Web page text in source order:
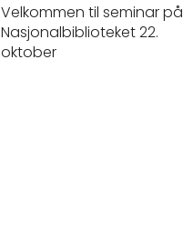
Velkommen til seminar på
Nasjonalbiblioteket 22.
oktober